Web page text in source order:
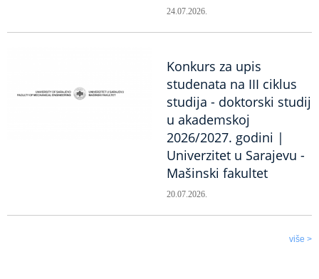
24.07.2026.
Konkurs za upis
studenata na III ciklus
studija - doktorski studij
u akademskoj
2026/2027. godini |
Univerzitet u Sarajevu -
Mašinski fakultet
20.07.2026.
više >